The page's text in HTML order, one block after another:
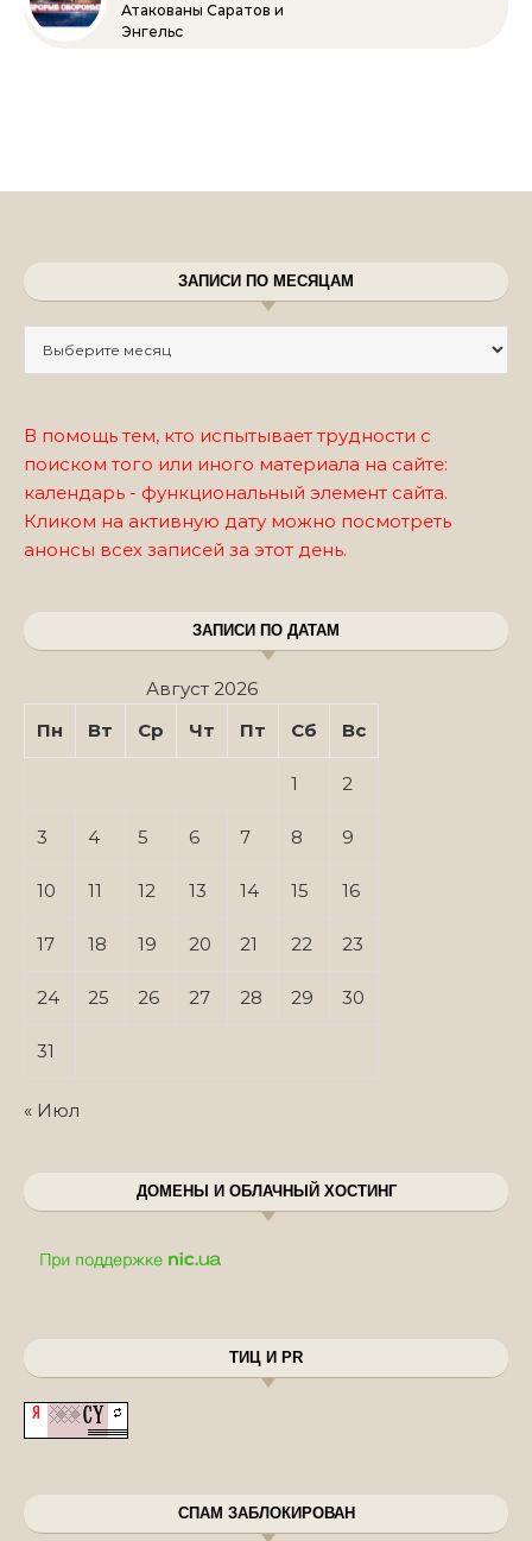
Атакованы Саратов и
Энгельс
ЗАПИСИ ПО МЕСЯЦАМ
В помощь тем, кто испытывает трудности с
поиском того или иного материала на сайте:
календарь - функциональный элемент сайта.
Кликом на активную дату можно посмотреть
анонсы всех записей за этот день.
ЗАПИСИ ПО ДАТАМ
Август 2026
Пн
Вт Ср Чт Пт Сб Вс
1 2
3 4 5 6 7 8 9
10 11 12 13 14 15 16
17 18 19 20 21 22 23
24 25 26 27 28 29 30
31
« Июл
ДОМЕНЫ И ОБЛАЧНЫЙ ХОСТИНГ
ТИЦ И PR
СПАМ ЗАБЛОКИРОВАН